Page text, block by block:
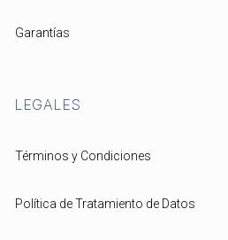
Garantías
LEGALES
Términos y Condiciones
Política de Tratamiento de Datos